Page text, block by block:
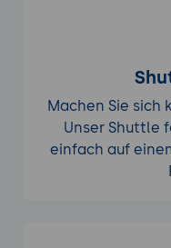
Machen Sie sich
Unser Shuttle
einfach auf